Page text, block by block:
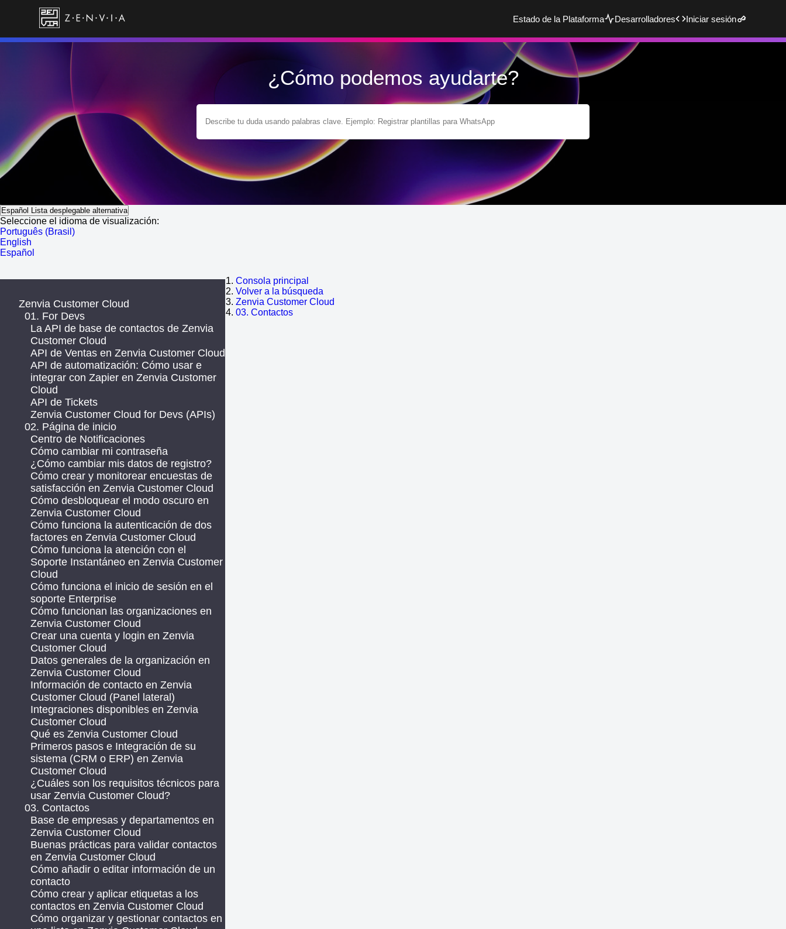
Estado de la Plataforma Desarrolladores Iniciar sesión
¿Cómo podemos ayudarte?
Español Lista desplegable alternativa
Seleccione el idioma de visualización:
Português (Brasil)
English
Español
Consola principal
Volver a la búsqueda
Zenvia Customer Cloud
03. Contactos
Zenvia Customer Cloud
01. For Devs
La API de base de contactos de Zenvia
Customer Cloud
API de Ventas en Zenvia Customer Cloud
API de automatización: Cómo usar e
integrar con Zapier en Zenvia Customer
Cloud
API de Tickets
Zenvia Customer Cloud for Devs (APIs)
02. Página de inicio
Centro de Notificaciones
Cómo cambiar mi contraseña
¿Cómo cambiar mis datos de registro?
Cómo crear y monitorear encuestas de
satisfacción en Zenvia Customer Cloud
Cómo desbloquear el modo oscuro en
Zenvia Customer Cloud
Cómo funciona la autenticación de dos
factores en Zenvia Customer Cloud
Cómo funciona la atención con el
Soporte Instantáneo en Zenvia Customer
Cloud
Cómo funciona el inicio de sesión en el
soporte Enterprise
Cómo funcionan las organizaciones en
Zenvia Customer Cloud
Crear una cuenta y login en Zenvia
Customer Cloud
Datos generales de la organización en
Zenvia Customer Cloud
Información de contacto en Zenvia
Customer Cloud (Panel lateral)
Integraciones disponibles en Zenvia
Customer Cloud
Qué es Zenvia Customer Cloud
Primeros pasos e Integración de su
sistema (CRM o ERP) en Zenvia
Customer Cloud
¿Cuáles son los requisitos técnicos para
usar Zenvia Customer Cloud?
03. Contactos
Base de empresas y departamentos en
Zenvia Customer Cloud
Buenas prácticas para validar contactos
en Zenvia Customer Cloud
Cómo añadir o editar información de un
contacto
Cómo crear y aplicar etiquetas a los
contactos en Zenvia Customer Cloud
Cómo organizar y gestionar contactos en